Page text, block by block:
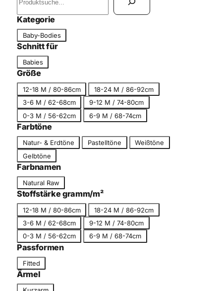
u
c
h
e
n
Kategorie
a
t
e
g
r
i
e
Baby-Bodies
Schnitt für
c
h
n
t
Babies
Größe
r
ö
ß
e
12-18 M / 80-86cm
18-24 M / 86-92cm
3-6 M / 62-68cm
9-12 M / 74-80cm
0-3 M / 56-62cm
6-9 M / 68-74cm
Farbtöne
a
r
o
n
Natur- & Erdtöne Pastelltöne
Weißtöne
Gelbtöne
Farbnamen
a
r
b
m
e
Natural Raw
Stoffstärke gramm/m²
r
ö
ß
e
12-18 M / 80-86cm
18-24 M / 86-92cm
3-6 M / 62-68cm
9-12 M / 74-80cm
0-3 M / 56-62cm
6-9 M / 68-74cm
Passformen
a
s
Fitted
Ärmel